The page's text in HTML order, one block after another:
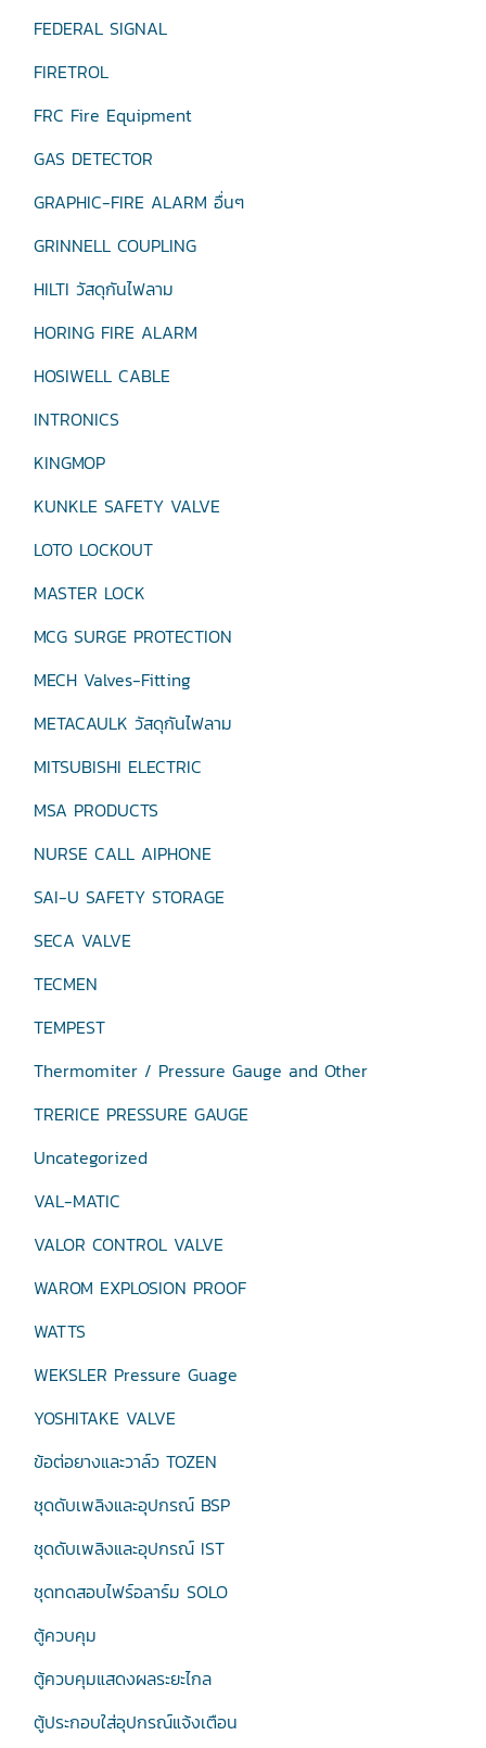
FEDERAL SIGNAL
FIRETROL
FRC Fire Equipment
GAS DETECTOR
GRAPHIC-FIRE ALARM อื่นๆ
GRINNELL COUPLING
HILTI วัสดุกันไฟลาม
HORING FIRE ALARM
HOSIWELL CABLE
INTRONICS
KINGMOP
KUNKLE SAFETY VALVE
LOTO LOCKOUT
MASTER LOCK
MCG SURGE PROTECTION
MECH Valves-Fitting
METACAULK วัสดุกันไฟลาม
MITSUBISHI ELECTRIC
MSA PRODUCTS
NURSE CALL AIPHONE
SAI-U SAFETY STORAGE
SECA VALVE
TECMEN
TEMPEST
Thermomiter / Pressure Gauge and Other
TRERICE PRESSURE GAUGE
Uncategorized
VAL-MATIC
VALOR CONTROL VALVE
WAROM EXPLOSION PROOF
WATTS
WEKSLER Pressure Guage
YOSHITAKE VALVE
ข้อต่อยางและวาล์ว TOZEN
ชุดดับเพลิงและอุปกรณ์ BSP
ชุดดับเพลิงและอุปกรณ์ IST
ชุดทดสอบไฟร์อลาร์ม SOLO
ตู้ควบคุม
ตู้ควบคุมแสดงผลระยะไกล
ตู้ประกอบใส่อุปกรณ์แจ้งเตือน